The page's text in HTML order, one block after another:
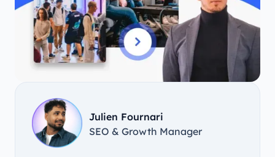
Julien Fournari
SEO & Growth Manager